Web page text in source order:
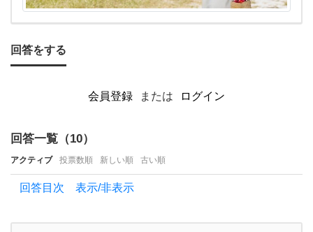
回答をする
会員登録 または ログイン
回答一覧（10）
アクティブ 投票数順 新しい順 古い順
回答目次 表示/非表示